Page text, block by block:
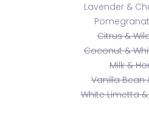
Lavender &
Citrus &
Coconut &
Milk &
Vanilla Bean
White Limetta